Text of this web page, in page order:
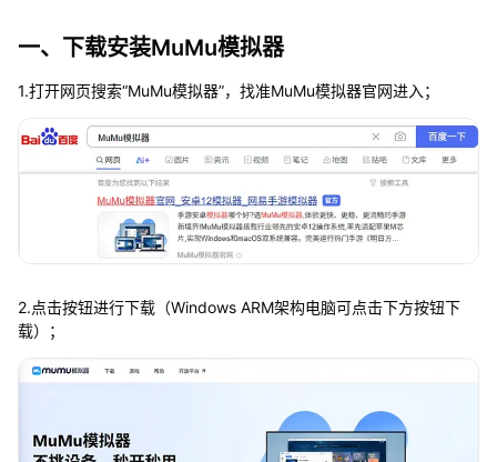
一、下载安装MuMu模拟器
1.打开网页搜索“MuMu模拟器”，找准MuMu模拟器官网进入；
2.点击按钮进行下载（Windows ARM架构电脑可点击下方按钮下
载）；